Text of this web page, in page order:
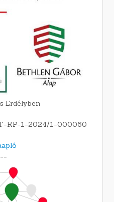
Erdélyben
KP-1-2024/1-000060